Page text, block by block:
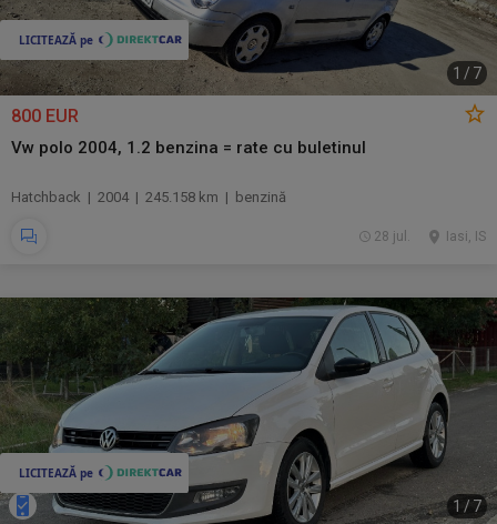
1 / 7
800 EUR
Vw polo 2004, 1.2 benzina = rate cu buletinul
Hatchback | 2004 | 245.158 km | benzină
Iasi, IS
28 jul.
1 / 7